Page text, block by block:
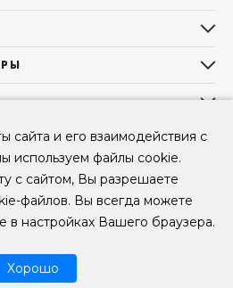
сайта и его взаимодействия с
используем файлы cookie.
с сайтом, Вы разрешаете
файлов. Вы всегда можете
в настройках Вашего браузера.
Хорошо